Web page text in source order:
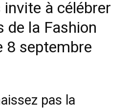
invite à célébrer
de la Fashion
8 septembre
pas la